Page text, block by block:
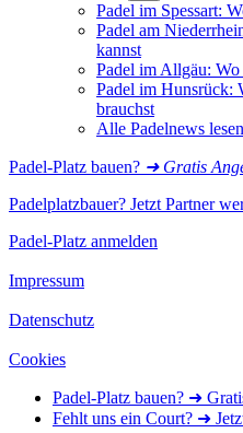
Padel im Spessart:
Padel am
kannst
Padel im Allgäu: Wo
Padel im Hunsrück:
brauchst
Alle Padelnews lesen
Padel-Platz bauen? ➜ Gratis
Padelplatzbauer? Jetzt Partner
Padel-Platz anmelden
Impressum
Datenschutz
Cookies
Padel-Platz bauen? ➜
Fehlt uns ein Court? ➜